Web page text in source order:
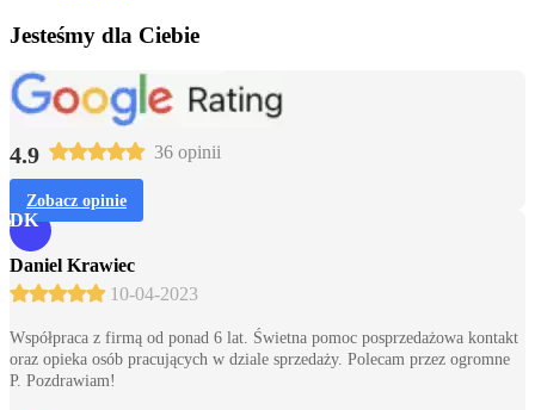
Jesteśmy dla Ciebie
4.9 36 opinii
Zobacz opinie
DK
Daniel Krawiec
10-04-2023
Współpraca z firmą od ponad 6 lat. Świetna pomoc posprzedażowa kontakt
oraz opieka osób pracujących w dziale sprzedaży. Polecam przez ogromne
P. Pozdrawiam!